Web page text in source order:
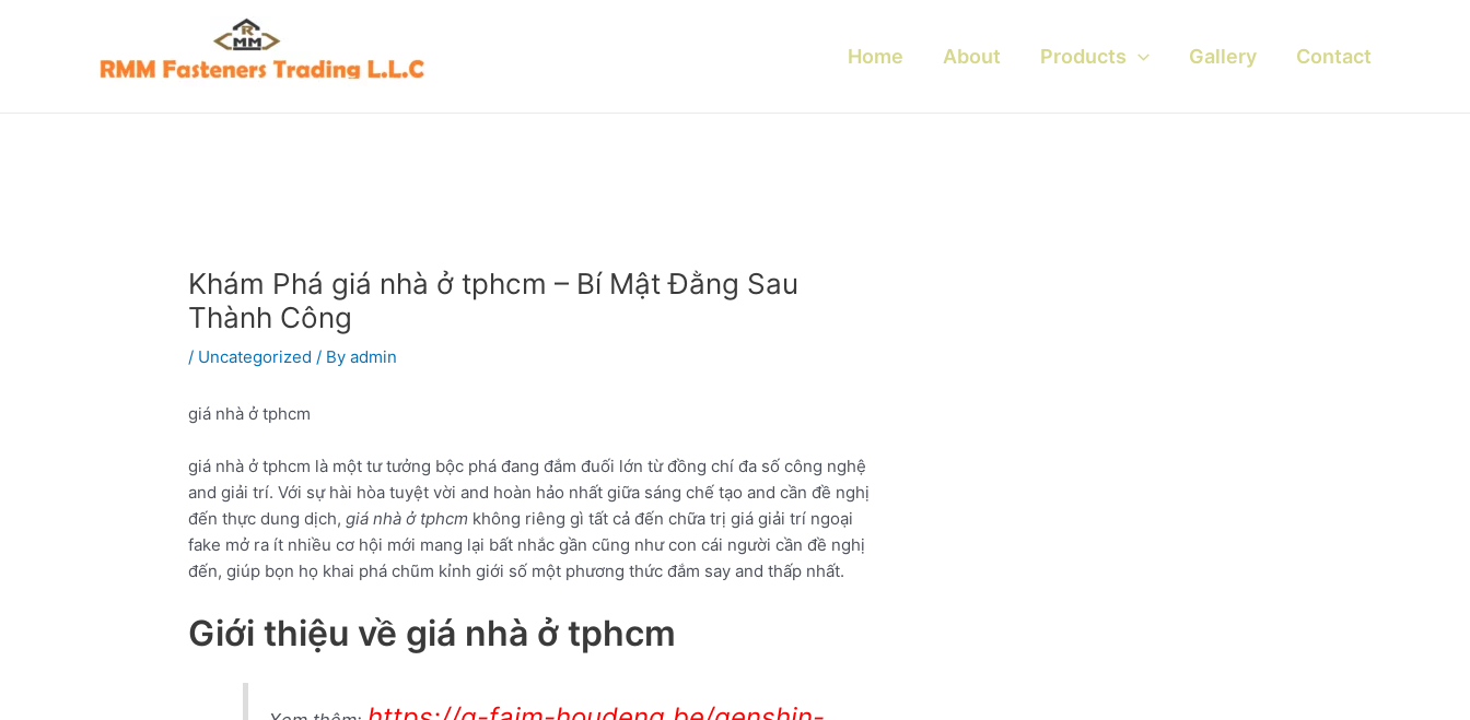
Home About Products Gallery Contact
Khám Phá giá nhà ở tphcm – Bí Mật Đằng Sau
Thành Công
/ Uncategorized / Byadmin
giá nhà ở tphcm
giá nhà ở tphcm là một tư tưởng bộc phá đang đắm đuối lớn từ đồng chí đa số công nghệ
and giải trí. Với sự hài hòa tuyệt vời and hoàn hảo nhất giữa sáng chế tạo and cần đề nghị
đến thực dung dịch,giá nhà ở tphcm không riêng gì tất cả đến chữa trị giá giải trí ngoại
fake mở ra ít nhiều cơ hội mới mang lại bất nhắc gần cũng như con cái người cần đề nghị
đến, giúp bọn họ khai phá chũm kỉnh giới số một phương thức đắm say and thấp nhất.
Giới thiệu về giá nhà ở tphcm